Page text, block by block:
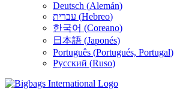
Deutsch (Alemán)
עברית (Hebreo)
한국어 (Coreano)
日本語 (Japonés)
Português (Portugués, Portugal)
Русский (Ruso)